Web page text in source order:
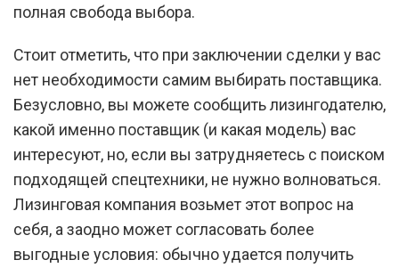
полная свобода выбора.
Стоит отметить, что при заключении сделки у вас
нет необходимости самим выбирать поставщика.
Безусловно, вы можете сообщить лизингодателю,
какой именно поставщик (и какая модель) вас
интересуют, но, если вы затрудняетесь с поиском
подходящей спецтехники, не нужно волноваться.
Лизинговая компания возьмет этот вопрос на
себя, а заодно может согласовать более
выгодные условия: обычно удается получить